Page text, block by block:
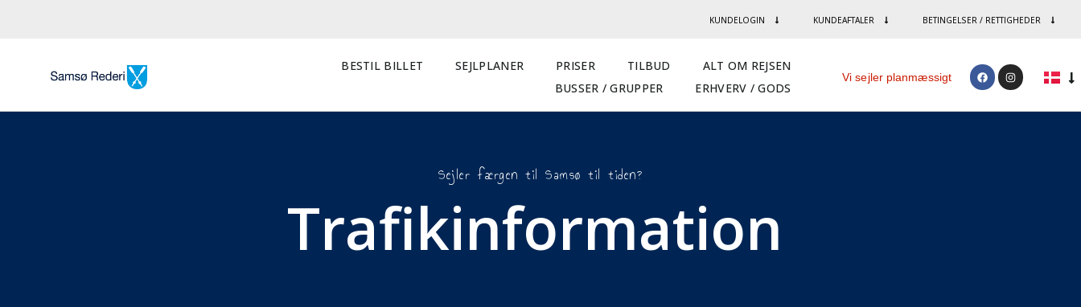
KUNDELOGIN KUNDEAFTALER BETINGELSER / RETTIGHEDER
BESTIL BILLET SEJLPLANER PRISER TILBUD
ALT OM REJSEN
BUSSER / GRUPPER
ERHVERV / GODS
Vi sejler planmæssigt
Sejler færgen til Samsø til tiden?
Trafikinformation